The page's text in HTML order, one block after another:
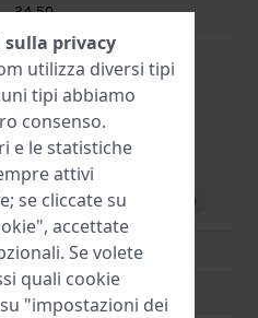
34.50
Corona da estrarre
F6S22(Vedi specifiche
Scarica il manuale (English)
Seiko Instruments Inc.
No
privacy
utilizza diversi tipi
tipi abbiamo
consenso.
e le statistiche
attivi
se cliccate su
accettate
Se volete
quali cookie
"impostazioni dei